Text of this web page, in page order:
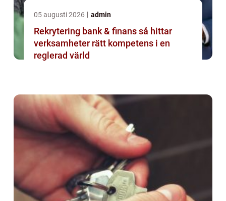
05 augusti 2026 admin
Rekrytering bank & finans så hittar
verksamheter rätt kompetens i en
reglerad värld